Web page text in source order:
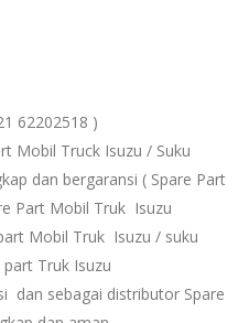
62202518 )
Mobil Truck Isuzu / Suku
dan bergaransi ( Spare Part
Part Mobil Truk Isuzu
Mobil Truk Isuzu / suku
Truk Isuzu
dan sebagai distributor Spare